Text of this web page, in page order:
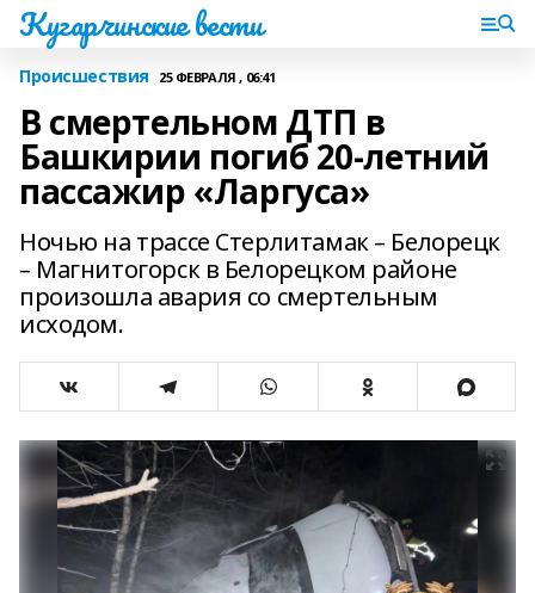
Кугарчинские вести
Происшествия 25 ФЕВРАЛЯ , 06:41
В смертельном ДТП в
Башкирии погиб 20-летний
пассажир «Ларгуса»
Ночью на трассе Стерлитамак – Белорецк
– Магнитогорск в Белорецком районе
произошла авария со смертельным
исходом.